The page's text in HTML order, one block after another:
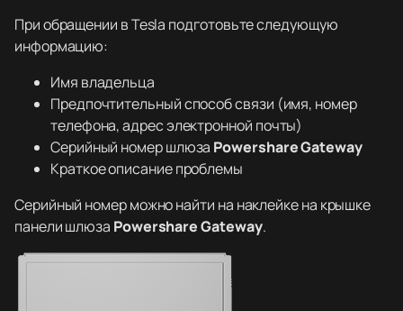
При обращении в Tesla подготовьте следующую
информацию:
Имя владельца
Предпочтительный способ связи (имя, номер
телефона, адрес электронной почты)
Серийный номер шлюза Powershare Gateway
Краткое описание проблемы
Серийный номер можно найти на наклейке на крышке
панели шлюза Powershare Gateway.